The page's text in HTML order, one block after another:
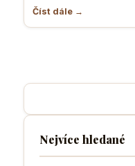
Číst dále →
Nejvíce hledané